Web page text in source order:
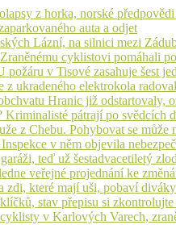
z horka, norské
auta a odjet
Lázní, na silnici mezi
cyklistovi pomáhali
v Tisové zasahuje šest
z ukradeného elektrokola
Hranic již odstartovaly,
Kriminalisté pátrají po svědcích
z Chebu. Pohybovat se
v něm objevila
teď už šestadvacetiletý
veřejné projednání ke
zdi, které mají uši, pobaví
stav přepisu si
v Karlových Varech,